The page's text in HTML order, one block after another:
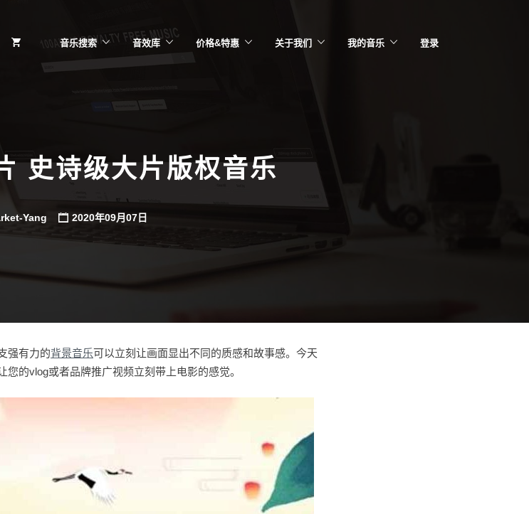
音乐搜索 音效库 价格&特惠 关于我们 我的音乐 登录
史诗级大片版权音乐
Yang 2020年09月07日
强有力的背景音乐可以立刻让画面显出不同的质感和故事感。今天
的vlog或者品牌推广视频立刻带上电影的感觉。